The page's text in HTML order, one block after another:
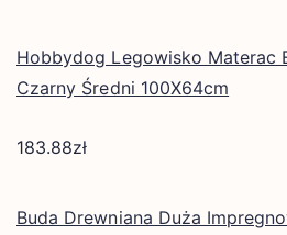
Hobbydog Legowisko Materac
Czarny Średni 100X64cm
183.88zł
Buda Drewniana Duża